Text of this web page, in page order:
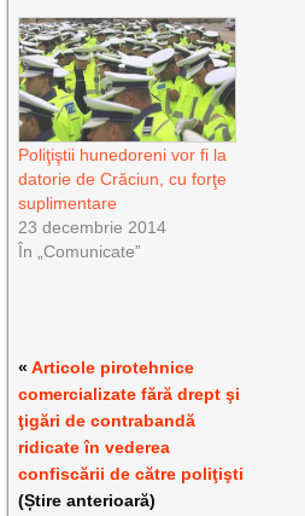
Poliţiştii hunedoreni vor fi la
datorie de Crăciun, cu forţe
suplimentare
23 decembrie 2014
În „Comunicate”
«Articole pirotehnice
comercializate fără drept şi
ţigări de contrabandă
ridicate în vederea
confiscării de către poliţişti
(Știre anterioară)